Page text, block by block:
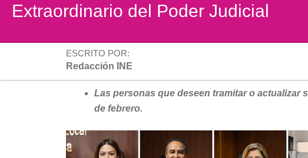
Extraordinario del Poder Judicial
ESCRITO POR:
Redacción INE
Las personas que deseen tramitar o actualizar
de febrero.